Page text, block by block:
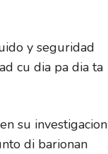
y seguridad
cu dia pa dia ta
su investigacion
di barionan